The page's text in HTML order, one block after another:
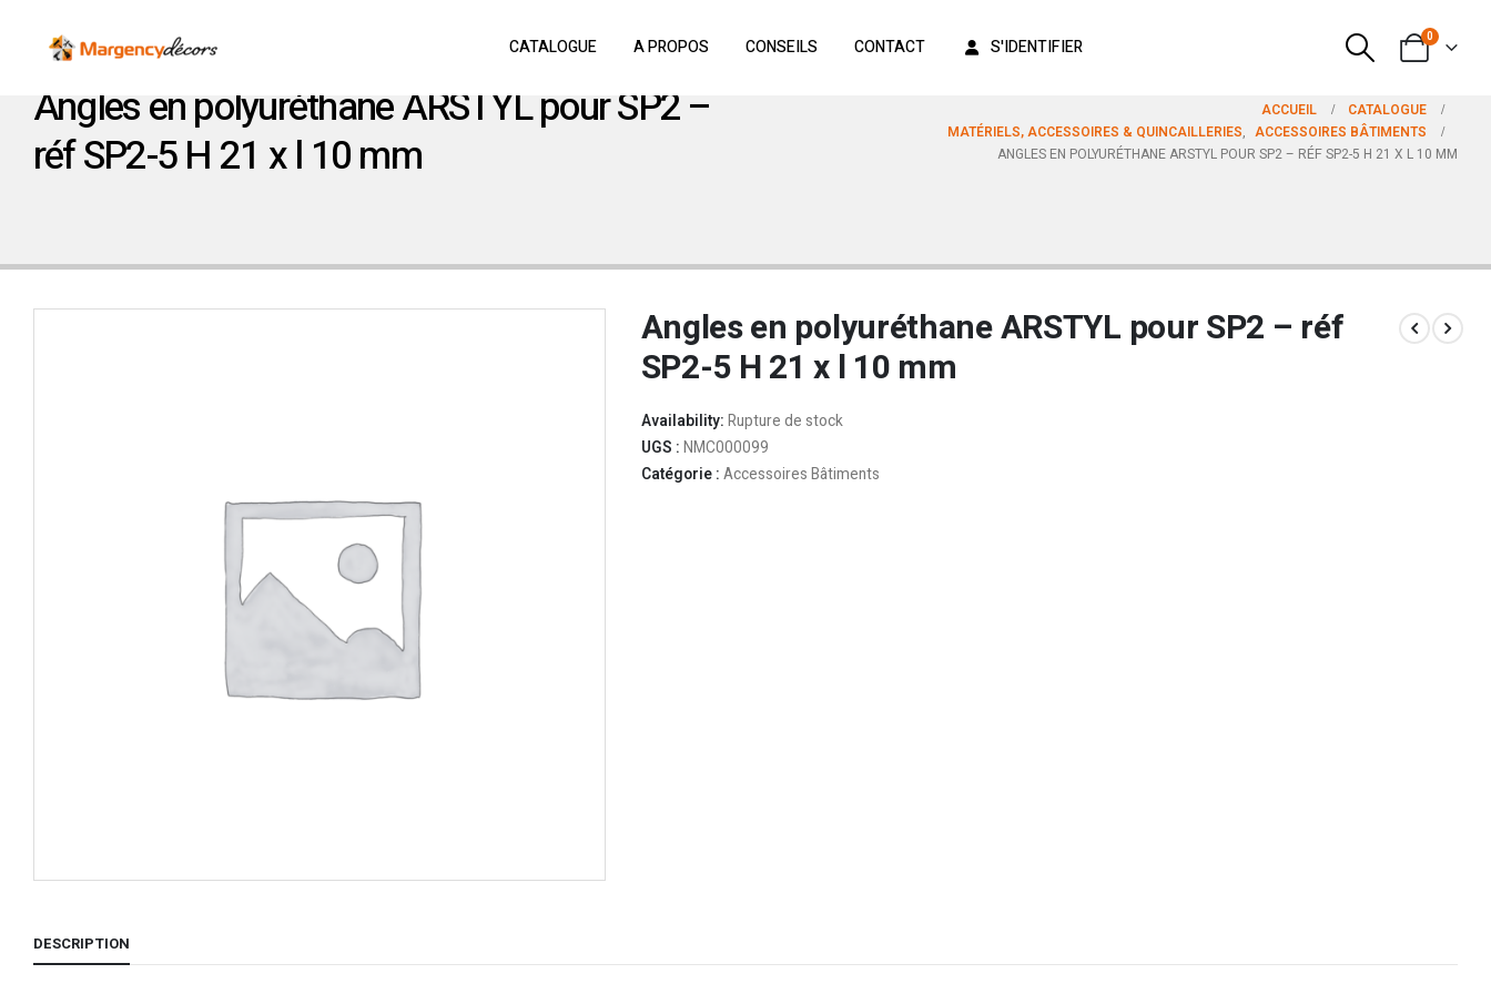
CATALOGUE A PROPOS CONSEILS CONTACT S'IDENTIFIER 0
Angles en polyuréthane ARSTYL pour SP2 –
réf SP2-5 H 21 x l 10 mm
ACCUEIL
CATALOGUE
MATÉRIELS, ACCESSOIRES & QUINCAILLERIES, ACCESSOIRES BÂTIMENTS
ANGLES EN POLYURÉTHANE ARSTYL POUR SP2 – RÉF SP2-5 H 21 X L 10 MM
Angles en polyuréthane ARSTYL pour SP2 – réf
SP2-5 H 21 x l 10 mm
Availability: Rupture de stock
UGS : NMC000099
Catégorie : Accessoires Bâtiments
DESCRIPTION